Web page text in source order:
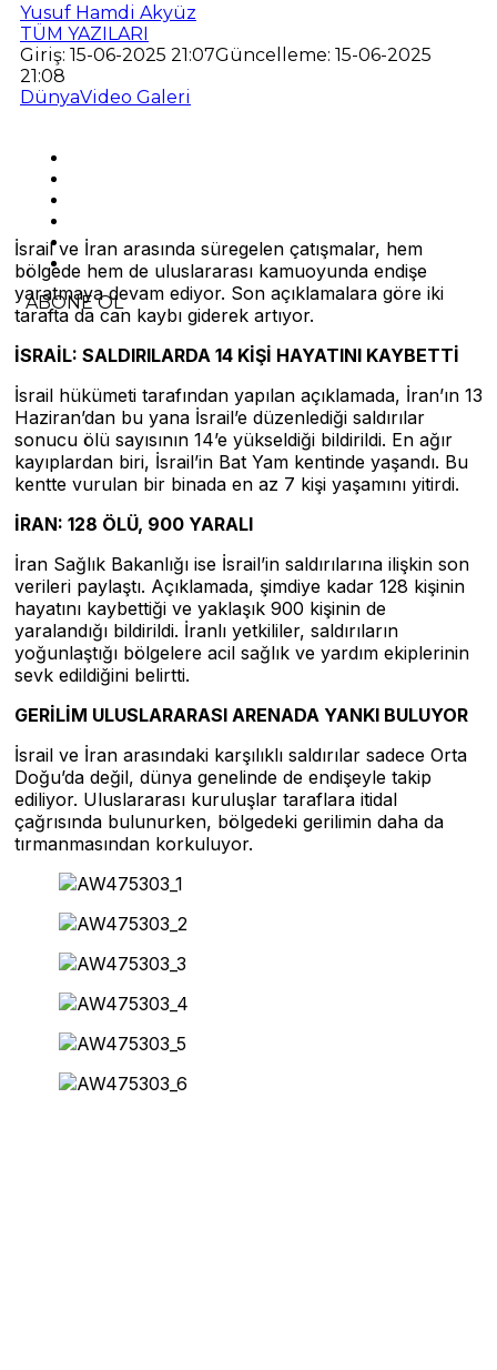
Yusuf Hamdi Akyüz
TÜM YAZILARI
Giriş: 15-06-2025 21:07Güncelleme: 15-06-2025
21:08
DünyaVideo Galeri
ABONE OL
İsrail ve İran arasında süregelen çatışmalar, hem
bölgede hem de uluslararası kamuoyunda endişe
yaratmaya devam ediyor. Son açıklamalara göre iki
tarafta da can kaybı giderek artıyor.
İSRAİL: SALDIRILARDA 14 KİŞİ HAYATINI KAYBETTİ
İsrail hükümeti tarafından yapılan açıklamada, İran’ın 13
Haziran’dan bu yana İsrail’e düzenlediği saldırılar
sonucu ölü sayısının 14’e yükseldiği bildirildi. En ağır
kayıplardan biri, İsrail’in Bat Yam kentinde yaşandı. Bu
kentte vurulan bir binada en az 7 kişi yaşamını yitirdi.
İRAN: 128 ÖLÜ, 900 YARALI
İran Sağlık Bakanlığı ise İsrail’in saldırılarına ilişkin son
verileri paylaştı. Açıklamada, şimdiye kadar 128 kişinin
hayatını kaybettiği ve yaklaşık 900 kişinin de
yaralandığı bildirildi. İranlı yetkililer, saldırıların
yoğunlaştığı bölgelere acil sağlık ve yardım ekiplerinin
sevk edildiğini belirtti.
GERİLİM ULUSLARARASI ARENADA YANKI BULUYOR
İsrail ve İran arasındaki karşılıklı saldırılar sadece Orta
Doğu’da değil, dünya genelinde de endişeyle takip
ediliyor. Uluslararası kuruluşlar taraflara itidal
çağrısında bulunurken, bölgedeki gerilimin daha da
tırmanmasından korkuluyor.